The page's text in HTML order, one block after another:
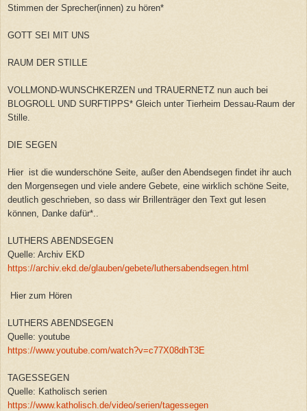
Stimmen der Sprecher(innen) zu hören*
GOTT SEI MIT UNS
RAUM DER STILLE
VOLLMOND-WUNSCHKERZEN und TRAUERNETZ nun auch bei
BLOGROLL UND SURFTIPPS* Gleich unter Tierheim Dessau-Raum der
Stille.
DIE SEGEN
Hier ist die wunderschöne Seite, außer den Abendsegen findet ihr auch
den Morgensegen und viele andere Gebete, eine wirklich schöne Seite,
deutlich geschrieben, so dass wir Brillenträger den Text gut lesen
können, Danke dafür*..
LUTHERS ABENDSEGEN
Quelle: Archiv EKD
https://archiv.ekd.de/glauben/gebete/luthersabendsegen.html
Hier zum Hören
LUTHERS ABENDSEGEN
Quelle: youtube
https://www.youtube.com/watch?v=c77X08dhT3E
TAGESSEGEN
Quelle: Katholisch serien
https://www.katholisch.de/video/serien/tagessegen